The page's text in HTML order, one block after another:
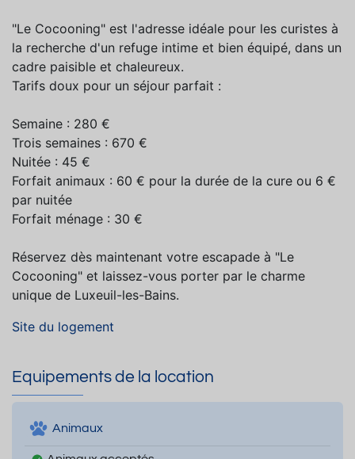
"Le Cocooning" est l'adresse idéale pour les curistes à
la recherche d'un refuge intime et bien équipé, dans un
cadre paisible et chaleureux.
Tarifs doux pour un séjour parfait :
Semaine : 280 €
Trois semaines : 670 €
Nuitée : 45 €
Forfait animaux : 60 € pour la durée de la cure ou 6 €
par nuitée
Forfait ménage : 30 €
Réservez dès maintenant votre escapade à "Le
Cocooning" et laissez-vous porter par le charme
unique de Luxeuil-les-Bains.
Site du logement
Equipements de la location
Animaux